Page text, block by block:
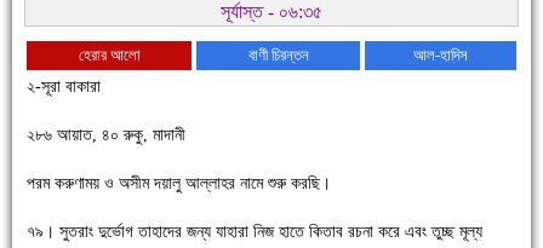
সূর্যাস্ত - ০৬:৩৫
হেরার আলো বাণী চিরন্তন
আল-হাদিস
২-সূরা বাকারা
২৮৬ আয়াত, ৪০ রুকু, মাদানী
পরম করুণাময় ও অসীম দয়ালু আল্লাহর নামে শুরু করছি।
৭৯। সুতরাং দুর্ভোগ তাহাদের জন্য যাহারা নিজ হাতে কিতাব রচনা করে এবং তুচ্ছ মূল্য